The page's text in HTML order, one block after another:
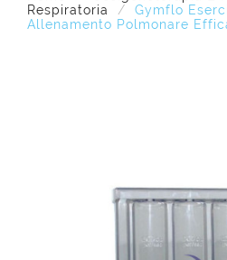
Respiratoria
Gymflo
Allenamento Polmonare